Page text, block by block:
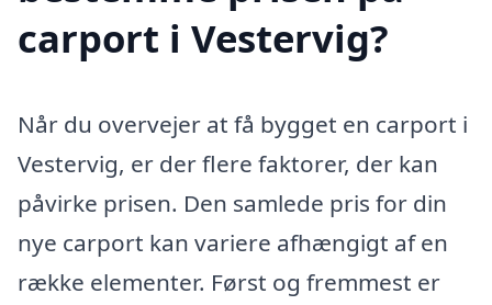
carport i Vestervig?
Når du overvejer at få bygget en carport i
Vestervig, er der flere faktorer, der kan
påvirke prisen. Den samlede pris for din
nye carport kan variere afhængigt af en
række elementer. Først og fremmest er